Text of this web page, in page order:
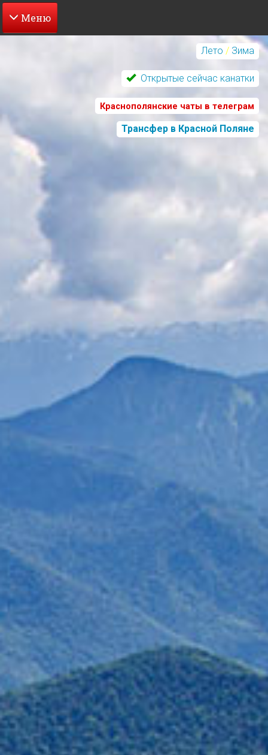
Перейти
Лето / Зима
Открытые сейчас канатки
Краснополянские чаты в телеграм
Трансфер в Красной Поляне